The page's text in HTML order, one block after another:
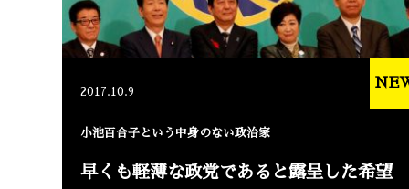
2017.10.9
小池百合子という中身のない政治家
早くも軽薄な政党であると露呈した希望